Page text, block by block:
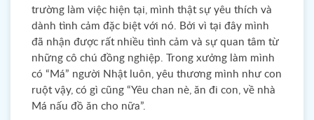
trường làm việc hiện tại, mình thật sự yêu thích và
dành tình cảm đặc biệt với nó. Bởi vì tại đây mình
đã nhận được rất nhiều tình cảm và sự quan tâm từ
những cô chú đồng nghiệp. Trong xưởng làm mình
có “Má” người Nhật luôn, yêu thương mình như con
ruột vậy, có gì cũng “Yêu chan nè, ăn đi con, về nhà
Má nấu đồ ăn cho nữa”.